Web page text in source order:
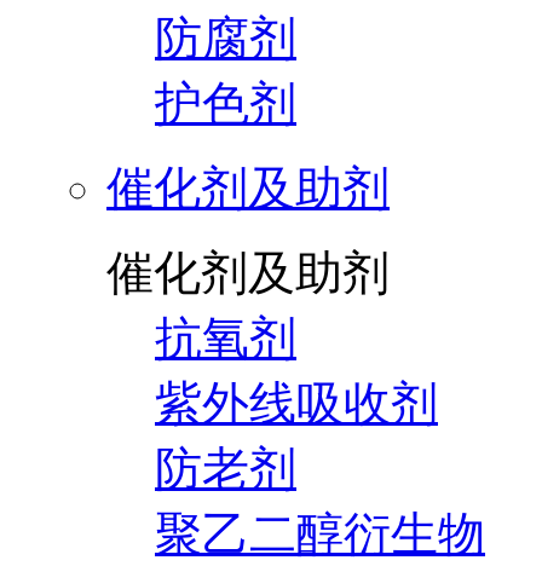
防腐剂
护色剂
催化剂及助剂
催化剂及助剂
抗氧剂
紫外线吸收剂
防老剂
聚乙二醇衍生物